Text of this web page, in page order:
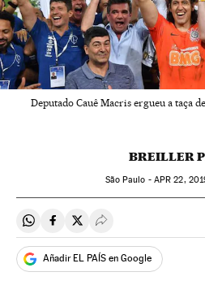
Deputado Cauê Macris ergueu a taça
BREILLER
São Paulo - APR 22,
Compartir en Whatsapp
Compartir en Facebook
Compartir en Twitter
Desplegar Redes
Añadir EL PAÍS en Google